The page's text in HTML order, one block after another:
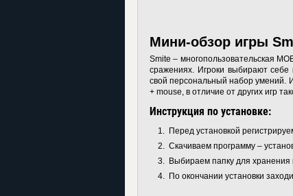
Мини-обзор игры
Smite – многопользовательская
сражениях. Игроки выбирают
свой персональный набор умений.
+ mouse, в отличие от других игр
Инструкция по установке:
Перед установкой
Скачиваем программу –
Выбираем папку для хранения
По окончании установки